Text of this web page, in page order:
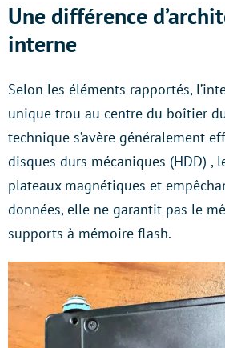
Une différence
interne
Selon les éléments rapportés,
unique trou au centre du boîtier
technique s’avère généralement
disques durs mécaniques (HDD) ,
plateaux magnétiques et
données, elle ne garantit pas le
supports à mémoire flash.